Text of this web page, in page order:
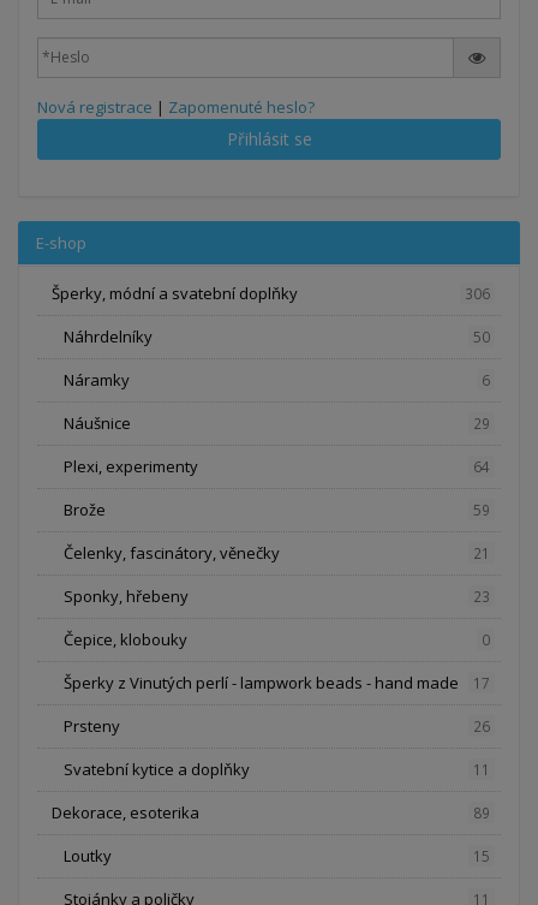
Nová registrace | Zapomenuté heslo?
Přihlásit se
E-shop
Šperky, módní a svatební doplňky 306
Náhrdelníky 50
Náramky 6
Náušnice 29
Plexi, experimenty 64
Brože 59
Čelenky, fascinátory, věnečky 21
Sponky, hřebeny 23
Čepice, klobouky 0
Šperky z Vinutých perlí - lampwork beads - hand made 17
Prsteny 26
Svatební kytice a doplňky 11
Dekorace, esoterika 89
Loutky 15
Stojánky a poličky 11